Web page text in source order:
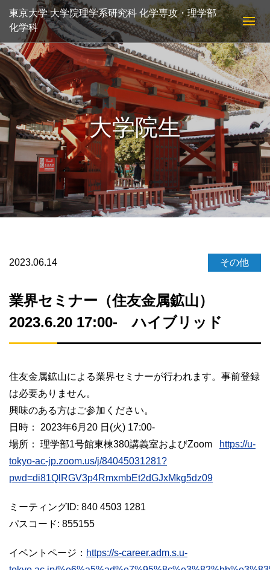
東京大学 大学院理学系研究科 化学専攻・理学部
化学科
大学院生
2023.06.14 その他
業界セミナー（住友金属鉱山）
2023.6.20 17:00- ハイブリッド
住友金属鉱山による業界セミナーが行われます。事前登録
は必要ありません。
興味のある方はご参加ください。
日時： 2023年6月20 日(火) 17:00-
場所： 理学部1号館東棟380講義室およびZoom
https://u-
tokyo-ac-jp.zoom.us/j/84045031281?
pwd=di81QlRGV3p4RmxmbEt2dGJxMkg5dz09
ミーティングID: 840 4503 1281
パスコード: 855155
イベントページ： https://s-career.adm.s.u-